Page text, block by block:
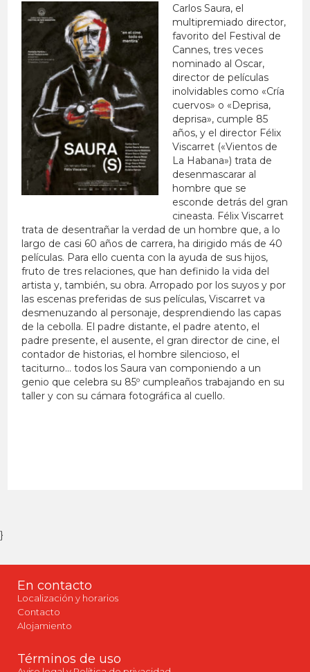
Carlos Saura, el
multipremiado director,
favorito del Festival de
Cannes, tres veces
nominado al Oscar,
director de películas
inolvidables como «Cría
cuervos» o «Deprisa,
deprisa», cumple 85
años, y el director Félix
Viscarret («Vientos de
La Habana») trata de
desenmascarar al
hombre que se
esconde detrás del gran
cineasta. Félix Viscarret
trata de desentrañar la verdad de un hombre que, a lo
largo de casi 60 años de carrera, ha dirigido más de 40
películas. Para ello cuenta con la ayuda de sus hijos,
fruto de tres relaciones, que han definido la vida del
artista y, también, su obra. Arropado por los suyos y por
las escenas preferidas de sus películas, Viscarret va
desmenuzando al personaje, desprendiendo las capas
de la cebolla. El padre distante, el padre atento, el
padre presente, el ausente, el gran director de cine, el
contador de historias, el hombre silencioso, el
taciturno… todos los Saura van componiendo a un
genio que celebra su 85º cumpleaños trabajando en su
taller y con su cámara fotográfica al cuello.
}
En contacto
Localización y horarios
Contacto
Alojamiento
Términos de uso